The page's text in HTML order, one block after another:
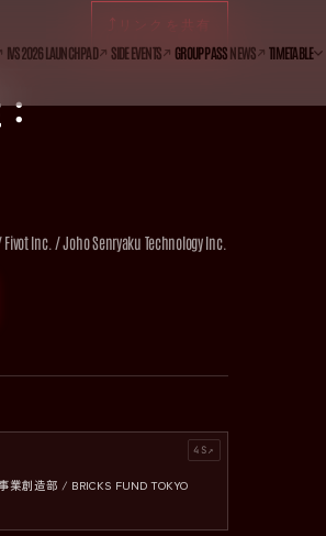
IVS2026 LAUNCHPAD SIDE EVENTS GROUP PASSNEWS TIMETABLE
⤴ リンクを共有
せるフ
ャーデ
情報戦
Inc. / Joho Senryaku Technology Inc.
業創造部 / BRICKS FUND TOKYO
4S↗